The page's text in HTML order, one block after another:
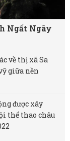
Ngất Ngây
về thị xã Sa
giữa nền
được xây
thể thao châu